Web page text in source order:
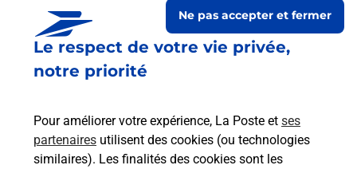
Le respect de votre vie privée,
notre priorité
Pour améliorer votre expérience, La Poste et ses
partenaires utilisent des cookies (ou technologies
similaires). Les finalités des cookies sont les
Ne pas accepter et fermer